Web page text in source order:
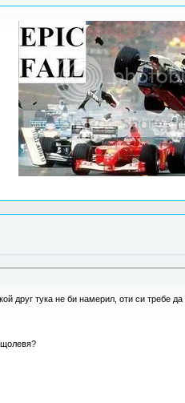
друг тука не би намерил, оти си требе